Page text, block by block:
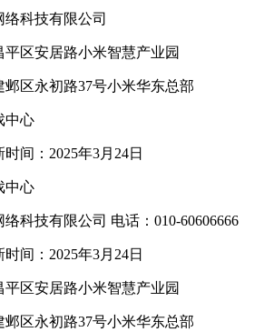
科技有限公司
区安居路小米智慧产业园
区永初路37号小米华东总部
中心
间：2025年3月24日
中心
科技有限公司 电话：010-60606666
间：2025年3月24日
区安居路小米智慧产业园
区永初路37号小米华东总部